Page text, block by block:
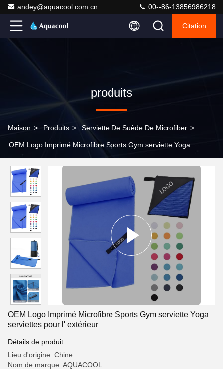
andey@aquacool.com.cn 00--86-13856986218
Citation
produits
Maison > Produits > Serviette De Suède De Microfiber >
OEM Logo Imprimé Microfibre Sports Gym serviette Yoga
OEM Logo Imprimé Microfibre Sports Gym serviette Yoga
serviettes pour l' extérieur
Détails de produit
Lieu d'origine: Chine
Nom de marque: AQUACOOL